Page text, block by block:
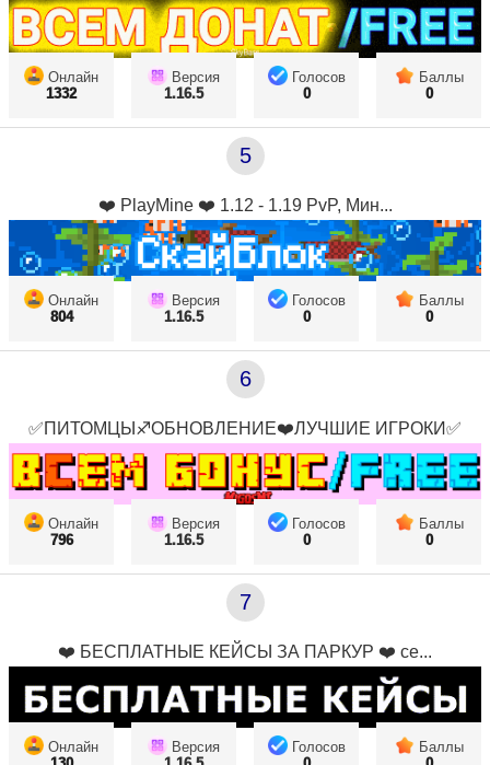
Онлайн
1332
Версия
1.16.5
Голосов
0
Баллы
0
5
❤️ PlayMine ❤️ 1.12 - 1.19 PvP, Мин...
Онлайн
804
Версия
1.16.5
Голосов
0
Баллы
0
6
✅ПИТОМЦЫ♐ОБНОВЛЕНИЕ❤️ЛУЧШИЕ ИГРОКИ✅
Онлайн
796
Версия
1.16.5
Голосов
0
Баллы
0
7
❤️ БЕСПЛАТНЫЕ КЕЙСЫ ЗА ПАРКУР ❤️ се...
Онлайн
Версия
Голосов
Баллы